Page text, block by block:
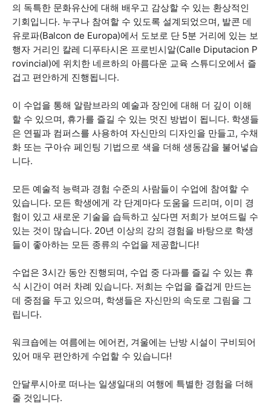
의 독특한 문화유산에 대해 배우고 감상할 수 있는 환상적인
기회입니다. 누구나 참여할 수 있도록 설계되었으며, 발콘 데
유로파(Balcon de Europa)에서 도보로 단 5분 거리에 있는 보
행자 거리인 칼레 디푸타시온 프로빈시알(Calle Diputacion P
rovincial)에 위치한 네르하의 아름다운 교육 스튜디오에서 즐
겁고 편안하게 진행됩니다.
이 수업을 통해 알람브라의 예술과 장인에 대해 더 깊이 이해
할 수 있으며, 휴가를 즐길 수 있는 멋진 방법이 됩니다. 학생들
은 연필과 컴퍼스를 사용하여 자신만의 디자인을 만들고, 수채
화 또는 구아슈 페인팅 기법으로 색을 더해 생동감을 불어넣습
니다.
모든 예술적 능력과 경험 수준의 사람들이 수업에 참여할 수
있습니다. 모든 학생에게 각 단계마다 도움을 드리며, 이미 경
험이 있고 새로운 기술을 습득하고 싶다면 저희가 보여드릴 수
있는 것이 많습니다. 20년 이상의 강의 경험을 바탕으로 학생
들이 좋아하는 모든 종류의 수업을 제공합니다!
수업은 3시간 동안 진행되며, 수업 중 다과를 즐길 수 있는 휴
식 시간이 여러 차례 있습니다. 저희는 수업을 즐겁게 만드는
데 중점을 두고 있으며, 학생들은 자신만의 속도로 그림을 그
립니다.
워크숍에는 여름에는 에어컨, 겨울에는 난방 시설이 구비되어
있어 매우 편안하게 수업할 수 있습니다!
안달루시아로 떠나는 일생일대의 여행에 특별한 경험을 더해
줄 것입니다.